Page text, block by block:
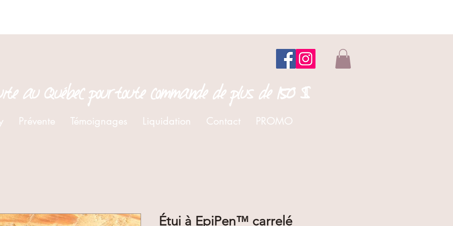
au Québec pour toute commande de plus de 150 $
Prévente Témoignages Liquidation Contact PROMO
Étui à EpiPen™ carrelé